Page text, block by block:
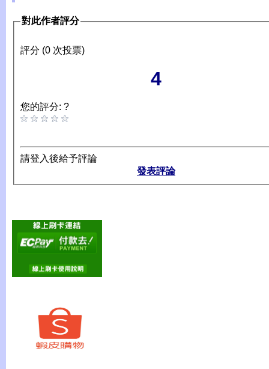
對此作者評分
評分 (0 次投票)
4
您的評分: ?
請登入後給予評論
發表評論